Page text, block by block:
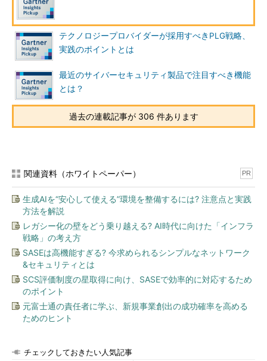
テクノロジープロバイダーが採用すべきPLG戦略、
実践のポイントとは
最近のサイバーセキュリティ製品で注目すべき機能
とは？
過去の連載記事が 306 件あります
関連資料（ホワイトペーパー） PR
生成AIを“安心して使える”環境を整備するには? 注意点と実践
方法を解説
レガシー化の壁をどう乗り越える? AI時代に向けた「インフラ
戦略」の考え方
SASEは高機能すぎる? 今求められるシンプルなネットワーク
&セキュリティとは
SCS評価制度の星取得に向け、SASEで効率的に対応するため
のポイント
元富士通の責任者に学ぶ、新規事業創出の成功確率を高める
ためのヒント
チェックしておきたい人気記事